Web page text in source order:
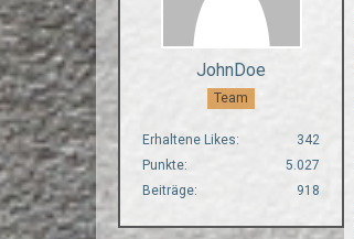
JohnDoe
Team
Erhaltene Likes
342
Punkte
5.027
Beiträge
918